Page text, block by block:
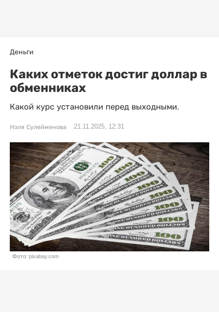
Деньги
Каких отметок достиг доллар в
обменниках
Какой курс установили перед выходными.
Нэля Сулейменова 21.11.2025, 12:31
Фото: pixabay.com